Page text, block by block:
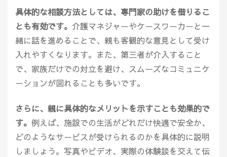
具体的な相談方法としては、専門家の助けを借りるこ
とも有効です。 介護マネジャーやケースワーカーと一
緒に話を進めることで、親も客観的な意見として受け
入れやすくなります。また、第三者が介入すること
で、家族だけでの対立を避け、スムーズなコミュニケ
ーションが図れることも多いです。
さらに、親に具体的なメリットを示すことも効果的で
す。 例えば、施設での生活がどれだけ快適で安全か、
どのようなサービスが受けられるのかを具体的に説明
しましょう。写真やビデオ、実際の体験談を交えて伝